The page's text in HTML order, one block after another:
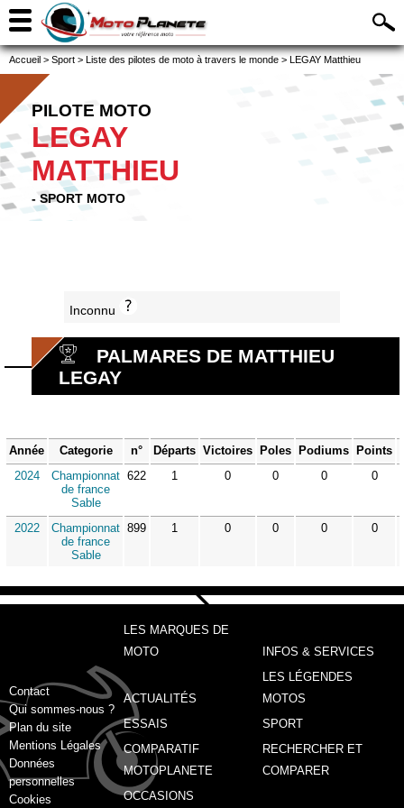
Accueil > Sport > Liste des pilotes de moto à travers le monde > LEGAY Matthieu
PILOTE MOTO
LEGAY
MATTHIEU
- SPORT MOTO
Inconnu
PALMARES DE MATTHIEU
LEGAY
Année Categorie n° Départs Victoires Poles Podiums Points
2024
Championnat
de france
Sable
622 1 0 0 0 0
2022
Championnat
de france
Sable
899 1 0 0 0 0
Contact
Qui sommes-nous ?
Plan du site
Mentions Légales
Données
personnelles
Cookies
LES MARQUES DE
MOTO
INFOS & SERVICES
ACTUALITÉS
LES LÉGENDES
MOTOS
ESSAIS
SPORT
COMPARATIF
MOTOPLANETE
RECHERCHER ET
COMPARER
OCCASIONS